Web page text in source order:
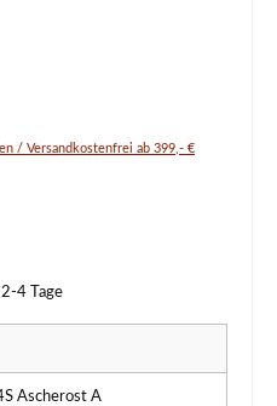
/ Versandkostenfrei ab 399,- €
4 Tage
Ascherost A